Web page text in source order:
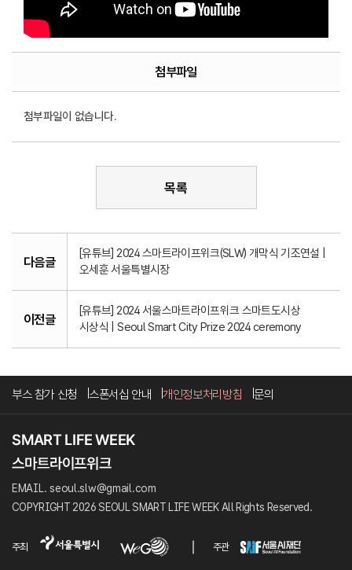
첨부파일
첨부파일이 없습니다.
목록
다음글
[유튜브] 2024 스마트라이프위크(SLW) 개막식 기조연설 |
오세훈 서울특별시장
이전글
[유튜브] 2024 서울스마트라이프위크 스마트도시상
시상식 | Seoul Smart City Prize 2024 ceremony
부스 참가 신청 스폰서십 안내 개인정보처리방침 문의
EMAIL. seoul.slw@gmail.com
COPYRIGHT 2026 SEOUL SMART LIFE WEEK All Rights Reserved.
주최 주관